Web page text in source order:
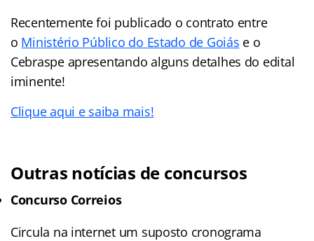
Recentemente foi publicado o contrato entre
o Ministério Público do Estado de Goiás e o
Cebraspe apresentando alguns detalhes do edital
iminente!
Clique aqui e saiba mais!
Outras notícias de concursos
Concurso Correios
Circula na internet um suposto cronograma